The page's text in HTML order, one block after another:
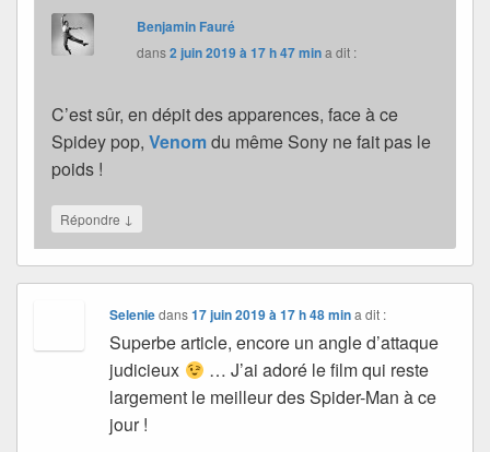
Benjamin Fauré
dans2 juin 2019 à 17 h 47 mina dit :
C’est sûr, en dépit des apparences, face à ce
Spidey pop, Venomdu même Sony ne fait pas le
poids !
Répondre ↓
Seleniedans17 juin 2019 à 17 h 48 min a dit :
Superbe article, encore un angle d’attaque
judicieux
… J’ai adoré le film qui reste
largement le meilleur des Spider-Man à ce
jour !